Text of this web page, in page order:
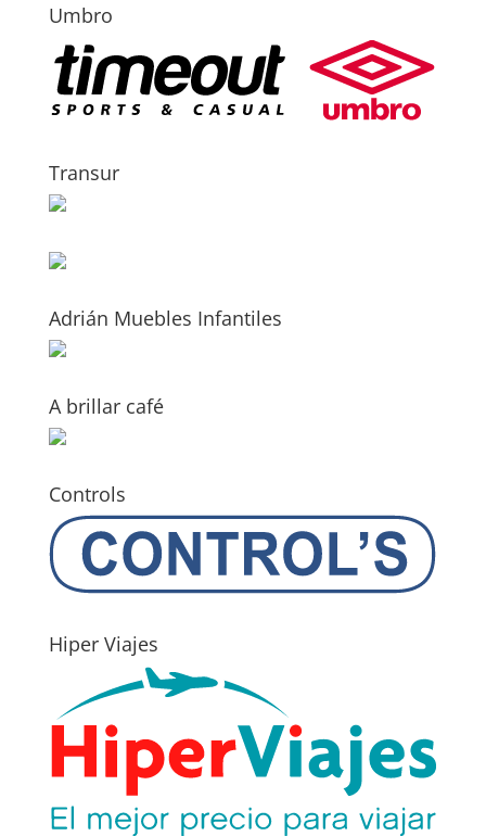
Umbro
Transur
Adrián Muebles Infantiles
A brillar café
Controls
Hiper Viajes